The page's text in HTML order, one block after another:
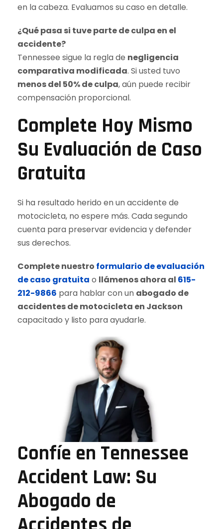
en la cabeza. Evaluamos su caso en detalle.
¿Qué pasa si tuve parte de culpa en el
accidente?
Tennessee sigue la regla de negligencia
comparativa modificada. Si usted tuvo
menos del 50% de culpa, aún puede recibir
compensación proporcional.
Complete Hoy Mismo
Su Evaluación de Caso
Gratuita
Si ha resultado herido en un accidente de
motocicleta, no espere más. Cada segundo
cuenta para preservar evidencia y defender
sus derechos.
Complete nuestro formulario de evaluación
de caso gratuita o llámenos ahora al 615-
212-9866 para hablar con un abogado de
accidentes de motocicleta en Jackson
capacitado y listo para ayudarle.
Confíe en Tennessee
Accident Law: Su
Abogado de